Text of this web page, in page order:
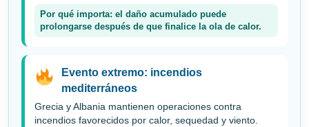
Por qué importa: el daño acumulado puede
prolongarse después de que finalice la ola de calor.
Evento extremo: incendios
mediterráneos
Grecia y Albania mantienen operaciones contra
incendios favorecidos por calor, sequedad y viento.